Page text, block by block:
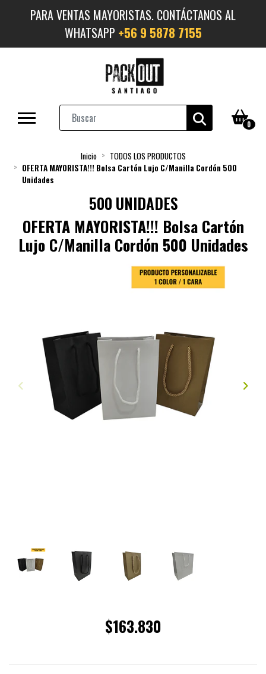
PARA VENTAS MAYORISTAS. CONTÁCTANOS AL
WHATSAPP +56 9 5878 7155
0
Inicio
TODOS LOS PRODUCTOS
OFERTA MAYORISTA!!! Bolsa Cartón Lujo C/Manilla Cordón 500
Unidades
500 UNIDADES
OFERTA MAYORISTA!!! Bolsa Cartón
Lujo C/Manilla Cordón 500 Unidades
$163.830